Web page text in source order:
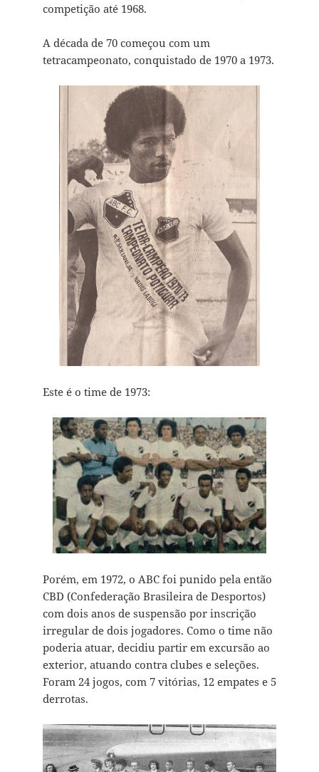
competição até 1968.
A década de 70 começou com um
tetracampeonato, conquistado de 1970 a 1973.
Este é o time de 1973:
Porém, em 1972, o ABC foi punido pela então
CBD (Confederação Brasileira de Desportos)
com dois anos de suspensão por inscrição
irregular de dois jogadores. Como o time não
poderia atuar, decidiu partir em excursão ao
exterior, atuando contra clubes e seleções.
Foram 24 jogos, com 7 vitórias, 12 empates e 5
derrotas.